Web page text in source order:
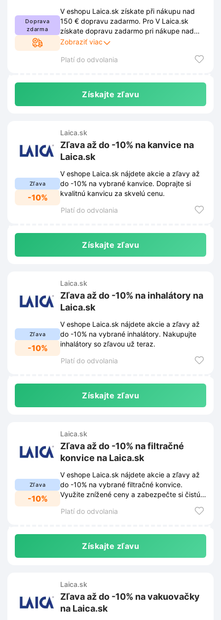
Doprava
zdarma
V eshopu Laica.sk získate při nákupu nad
150 € dopravu zadarmo. Pro V Laica.sk
získate dopravu zadarmo pri nákupe nad
150 €. Ak chcete využiť zľavu, musíte
obchodom. Tieto podmienky sú uverejnené
Zobraziť viac
Platí do odvolania
Získajte zľavu
Zľava
-10%
Laica.sk
Zľava až do -10% na kanvice na
Laica.sk
V eshope Laica.sk nájdete akcie a zľavy až
do -10% na vybrané kanvice. Doprajte si
kvalitnú kanvicu za skvelú cenu.
Platí do odvolania
Získajte zľavu
Zľava
-10%
Laica.sk
Zľava až do -10% na inhalátory na
Laica.sk
V eshope Laica.sk nájdete akcie a zľavy až
do -10% na vybrané inhalátory. Nakupujte
inhalátory so zľavou už teraz.
Platí do odvolania
Získajte zľavu
Zľava
-10%
Laica.sk
Zľava až do -10% na filtračné
konvice na Laica.sk
V eshope Laica.sk nájdete akcie a zľavy až
do -10% na vybrané filtračné konvice.
Využite znížené ceny a zabezpečte si čistú
Platí do odvolania
Získajte zľavu
Laica.sk
Zľava až do -10% na vakuovačky
na Laica.sk